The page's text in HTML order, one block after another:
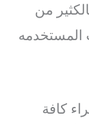
من
المستخدمه
كافة